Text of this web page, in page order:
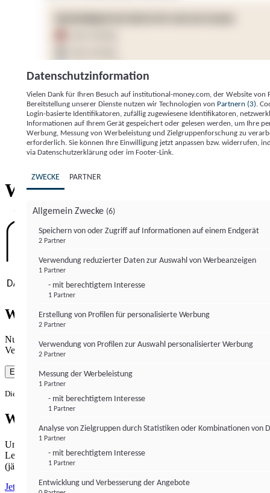
Institutional Money
ImpressumDatenschutzerklärung
Willkommen bei
Wie gewohnt mit Werbung lesen
Nutzen Sie institutional-money.com mit Ihrer Zustimmung zur
Verwendung von Cookies für Webanalyse und Werbemaßnahmen.
Einverstanden
Die Zustimmung ist jederzeit widerrufbar.
Werbefrei lesen
Unabhängiger Journalismus hat seinen Preis.
Lesen Sie institutional-money.com PUR für 33,99€ pro Monat
(jährliche Abrechnung).
Jetzt abonnieren
Datenschutzinformation
Vielen Dank für Ihren Besuch auf institutional-money.com, der Website von
Bereitstellung unserer Dienste nutzen wir Technologien von Partnern (3) .
Login-basierte Identifikatoren, zufällig zugewiesene Identifikatoren,
Informationen auf Ihrem Gerät gespeichert oder gelesen werden, um Ihre
Werbung, Messung von Werbeleistung und Zielgruppenforschung zu
erforderlich. Sie können Ihre Einwilligung jetzt anpassen bzw. widerrufen,
via Datenschutzerklärung oder im Footer-Link.
ZWECKE PARTNER
Allgemein Zwecke (6)
Speichern von oder Zugriff auf Informationen auf einem Endgerät
2 Partner
Verwendung reduzierter Daten zur Auswahl von Werbeanzeigen
1 Partner
- mit berechtigtem Interesse
1 Partner
Erstellung von Profilen für personalisierte Werbung
2 Partner
Verwendung von Profilen zur Auswahl personalisierter Werbung
2 Partner
Messung der Werbeleistung
1 Partner
- mit berechtigtem Interesse
1 Partner
Analyse von Zielgruppen durch Statistiken oder Kombinationen von
1 Partner
- mit berechtigtem Interesse
1 Partner
Entwicklung und Verbesserung der Angebote